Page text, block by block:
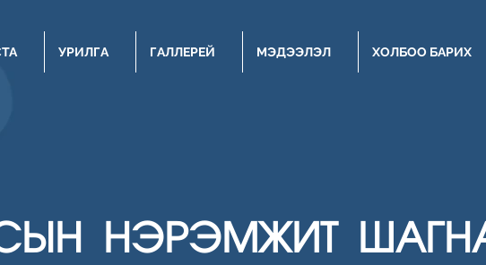
УРИЛГА ГАЛЛЕРЕЙ МЭДЭЭЛЭЛ ХОЛБОО БАРИХ
НЭРЭМЖИТ